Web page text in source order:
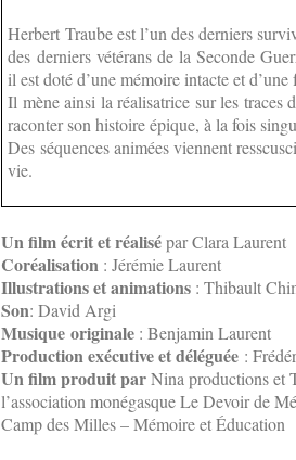
Herbert Traube est l’un des derniers
des derniers vétérans de la Seconde
il est doté d’une mémoire intacte et
Il mène ainsi la réalisatrice sur les traces
raconter son histoire épique, à la fois
Des séquences animées viennent
vie.
Un film écrit et réalisépar Clara Laurent
Coréalisation : Jérémie Laurent
Illustrations et animations : Thibault
Son: David Argi
Musique originale : Benjamin Laurent
Production exécutive et déléguée :
Un film produit parNina productions et
l’association monégasque Le Devoir de
Camp des Milles – Mémoire et Éducation